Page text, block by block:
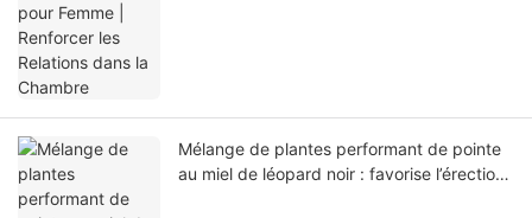
Mélange de plantes performant de pointe
au miel de léopard noir : favorise l’érection